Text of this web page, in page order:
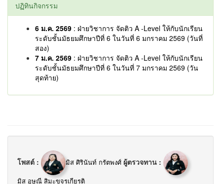
ปฏิทินกิจกรรม
6 ม.ค. 2569 : ฝ่ายวิชาการ จัดติว A -Level ให้กับนักเรียน
ระดับชั้นมัธยมศึกษาปีที่ 6 ในวันที่ 6 มกราคม 2569 (วันที่
สอง)
7 ม.ค. 2569 : ฝ่ายวิชาการ จัดติว A -Level ให้กับนักเรียน
ระดับชั้นมัธยมศึกษาปีที่ 6 ในวันที่ 7 มกราคม 2569 (วัน
สุดท้าย)
โพสต์ : มิส ศิรินันท์ กรัตพงศ์ ผู้ตรวจทาน :
มิส อุษณี สิมะขจรเกียรติ